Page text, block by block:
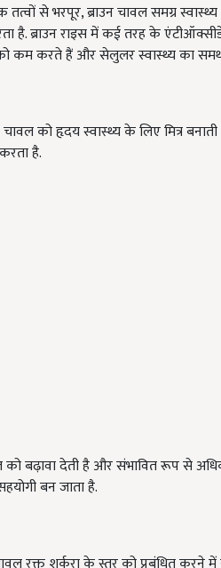
से भरपूर, ब्राउन चावल समग्र स्वास्थ्य
है. ब्राउन राइस में कई तरह के
कम करते हैं और सेलुलर स्वास्थ्य का
को हृदय स्वास्थ्य के लिए मित्र
है.
को बढ़ावा देती है और संभावित रूप से
बन जाता है.